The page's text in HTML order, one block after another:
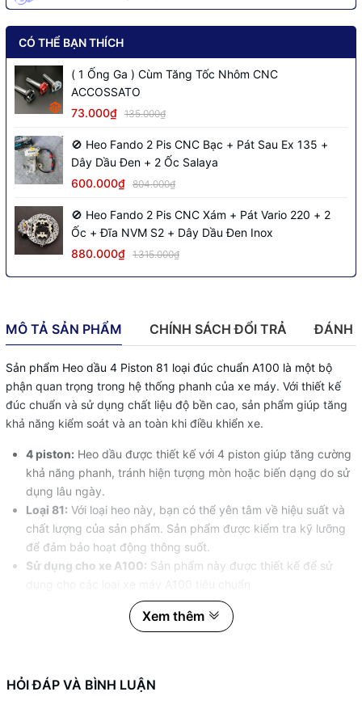
CÓ THỂ BẠN THÍCH
( 1 Ống Ga ) Cùm Tăng Tốc Nhôm CNC
ACCOSSATO
73.000₫ 135.000₫
🚫 Heo Fando 2 Pis CNC Bạc + Pát Sau Ex 135 +
Dây Dầu Đen + 2 Ốc Salaya
600.000₫ 804.000₫
🚫 Heo Fando 2 Pis CNC Xám + Pát Vario 220 + 2
Ốc + Đĩa NVM S2 + Dây Dầu Đen Inox
880.000₫ 1.315.000₫
MÔ TẢ SẢN PHẨM CHÍNH SÁCH ĐỔI TRẢ ĐÁNH
Sản phẩm Heo dầu 4 Piston 81 loại đúc chuẩn A100 là một bộ
phận quan trọng trong hệ thống phanh của xe máy. Với thiết kế
đúc chuẩn và sử dụng chất liệu độ bền cao, sản phẩm giúp tăng
khả năng kiểm soát và an toàn khi điều khiển xe.
4 piston: Heo dầu được thiết kế với 4 piston giúp tăng cường
khả năng phanh, tránh hiện tượng mòn hoặc biến dạng do sử
dụng lâu ngày.
Loại 81: Với loại heo này, bạn có thể yên tâm về hiệu suất và
chất lượng của sản phẩm. Sản phẩm được kiểm tra kỹ lưỡng
để đảm bảo hoạt động thông suốt.
Sử dụng cho xe A100: Sản phẩm này được thiết kế để sử
Vì vậy, Heo Dầu 4 Piston là một lựa chọn thông minh để nâng cao
tính an toàn khi lái xe của bạn. Đặt hàng ngay hôm nay!
Xem thêm
HỎI ĐÁP VÀ BÌNH LUẬN